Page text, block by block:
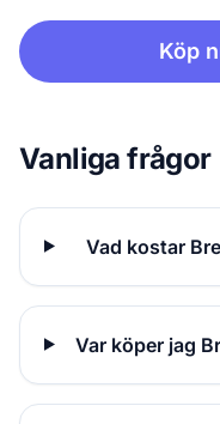
Köp
Vanliga frågor
Vad kostar
Var köper jag